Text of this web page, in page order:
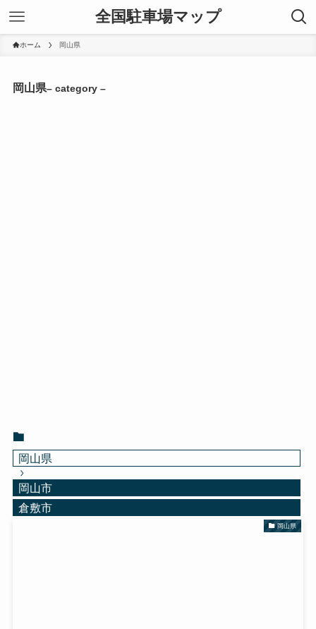
全国駐車場マップ
ホーム 岡山県
岡山県– category –
岡山県
岡山市
倉敷市
岡山県